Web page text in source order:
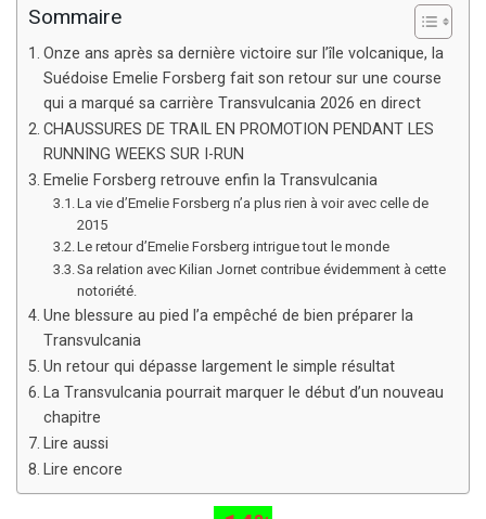
Sommaire
Onze ans après sa dernière victoire sur l’île volcanique, la
Suédoise Emelie Forsberg fait son retour sur une course
qui a marqué sa carrière Transvulcania 2026 en direct
CHAUSSURES DE TRAIL EN PROMOTION PENDANT LES
RUNNING WEEKS SUR I-RUN
Emelie Forsberg retrouve enfin la Transvulcania
La vie d’Emelie Forsberg n’a plus rien à voir avec celle de
2015
Le retour d’Emelie Forsberg intrigue tout le monde
Sa relation avec Kilian Jornet contribue évidemment à cette
notoriété.
Une blessure au pied l’a empêché de bien préparer la
Transvulcania
Un retour qui dépasse largement le simple résultat
La Transvulcania pourrait marquer le début d’un nouveau
chapitre
Lire aussi
Lire encore